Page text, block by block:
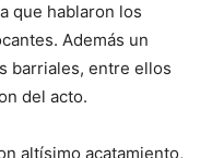
que hablaron los
Además un
barriales, entre ellos
del acto.
altísimo acatamiento,